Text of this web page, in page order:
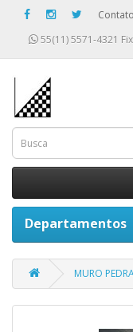
55(11) 5571-4321
Departamentos
MURO